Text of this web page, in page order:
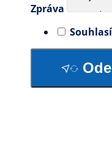
Zpráva